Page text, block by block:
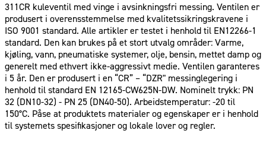
311CR kuleventil med vinge i avsinkningsfri messing. Ventilen er
produsert i overensstemmelse med kvalitetssikringskravene i
ISO 9001 standard. Alle artikler er testet i henhold til EN12266-1
standard. Den kan brukes på et stort utvalg områder: Varme,
kjøling, vann, pneumatiske systemer, olje, bensin, mettet damp og
generelt med ethvert ikke-aggressivt medie. Ventilen garanteres
i 5 år. Den er produsert i en “CR” – “DZR" messinglegering i
henhold til standard EN 12165-CW625N-DW. Nominelt trykk: PN
32 (DN10-32) - PN 25 (DN40-50). Arbeidstemperatur: -20 til
150°C. Påse at produktets materialer og egenskaper er i henhold
til systemets spesifikasjoner og lokale lover og regler.